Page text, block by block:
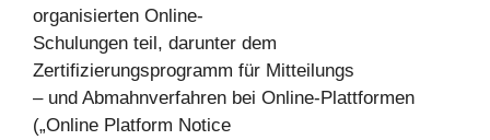
organisierten Online-
Schulungen teil, darunter dem
Zertifizierungsprogramm für Mitteilungs
– und Abmahnverfahren bei Online-Plattformen
(„Online Platform Notice